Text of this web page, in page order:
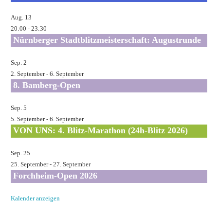
Aug. 13
20:00 -23:30
Nürnberger Stadtblitzmeisterschaft: Augustrunde
Sep.2
2. September-6. September
8. Bamberg-Open
Sep.5
5. September-6. September
VON UNS: 4. Blitz-Marathon (24h-Blitz 2026)
Sep.25
25. September-27. September
Forchheim-Open 2026
Kalender anzeigen